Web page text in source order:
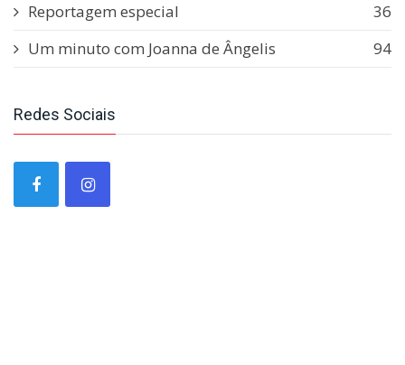
Reportagem especial
36
Um minuto com Joanna de Ângelis
94
Redes Sociais